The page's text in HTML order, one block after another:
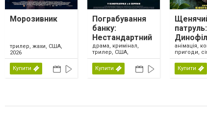
Морозивник
трилер, жахи, США,
2026
Купити
Пограбування
банку:
Нестандартний
метод
драма, кримінал,
трилер, США,
Великобританія,
Ірландія, 2026
Купити
патруль:
анімація,
пригоди,
США, 2026
Купити